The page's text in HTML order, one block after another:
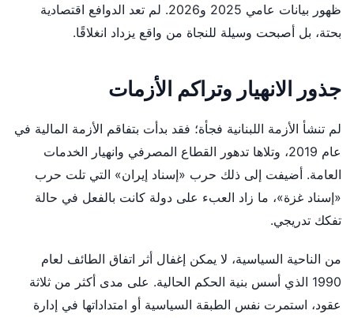
ظهور بيانات عامي 2025 و2026. لم تعد الدوافع اقتصادية
بحتة، بل أصبحت وسيلة للنجاة من واقع يزداد انغلاقًا.
جذور الانهيار وتراكم الأزمات
لم تنشأ الأزمة اللبنانية فجأة؛ فقد بدأت بتفاقم الأزمة المالية في
عام 2019، وتلاها تدهور القطاع المصرفي وانهيار الخدمات
العامة. أضيفت إلى ذلك حرب «إسناد إيران» التي تلت حرب
«إسناد غزة»، ما زاد العبء على دولة كانت بالفعل في حالة
تفكك تدريجي.
من الناحية السياسية، لا يمكن إغفال أثر اتفاق الطائف لعام
1990 الذي أسس بنية الحكم الحالية. على مدى أكثر من ثلاثة
عقود، استمرت نفس الطبقة السياسية أو امتداداتها في إدارة